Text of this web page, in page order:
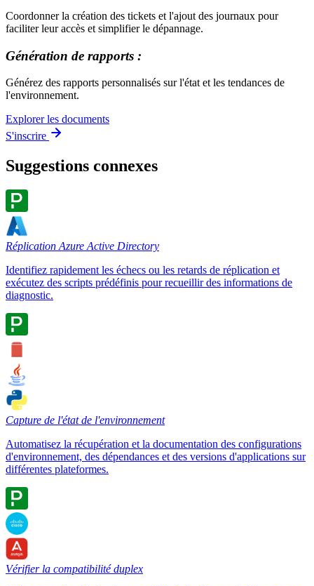
Coordonner la création des tickets et l'ajout des journaux pour
faciliter leur accès et simplifier le dépannage.
Génération de rapports :
Générez des rapports personnalisés sur l'état et les tendances de
l'environnement.
Explorer les documents
S'inscrire
Suggestions connexes
Réplication Azure Active Directory
Identifiez rapidement les échecs ou les retards de réplication et
exécutez des scripts prédéfinis pour recueillir des informations de
diagnostic.
Capture de l'état de l'environnement
Automatisez la récupération et la documentation des configurations
d'environnement, des dépendances et des versions d'applications sur
différentes plateformes.
Vérifier la compatibilité duplex